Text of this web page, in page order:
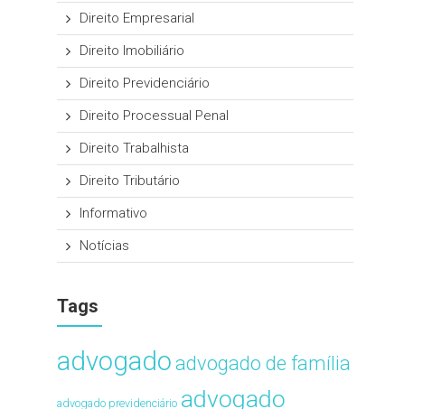
Direito Empresarial
Direito Imobiliário
Direito Previdenciário
Direito Processual Penal
Direito Trabalhista
Direito Tributário
Informativo
Notícias
Tags
advogado advogado de família
advogado previdenciário advogado